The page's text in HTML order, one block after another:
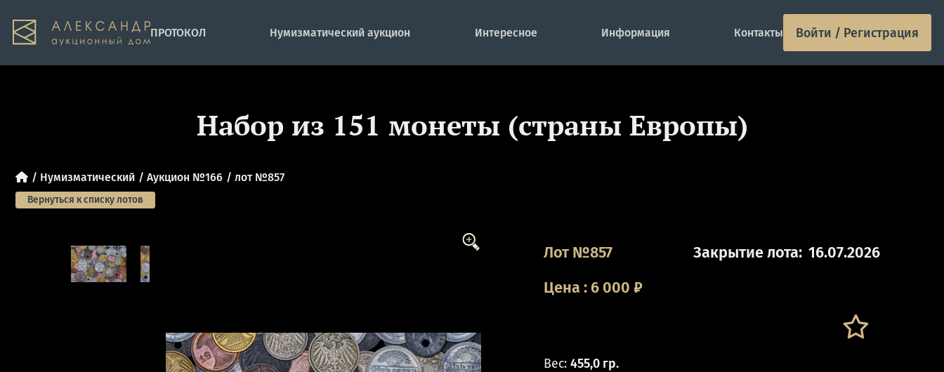
ПРОТОКОЛ Нумизматический аукцион Интересное Информация Контакты Войти / Регистрация
Набор из 151 монеты (страны Европы)
Нумизматический Аукцион №166 лот №857
Вернуться к списку лотов
Лот №857 Закрытие лота: 16.07.2026
Цена: 6 000 ₽
Вес: 455,0 гр.